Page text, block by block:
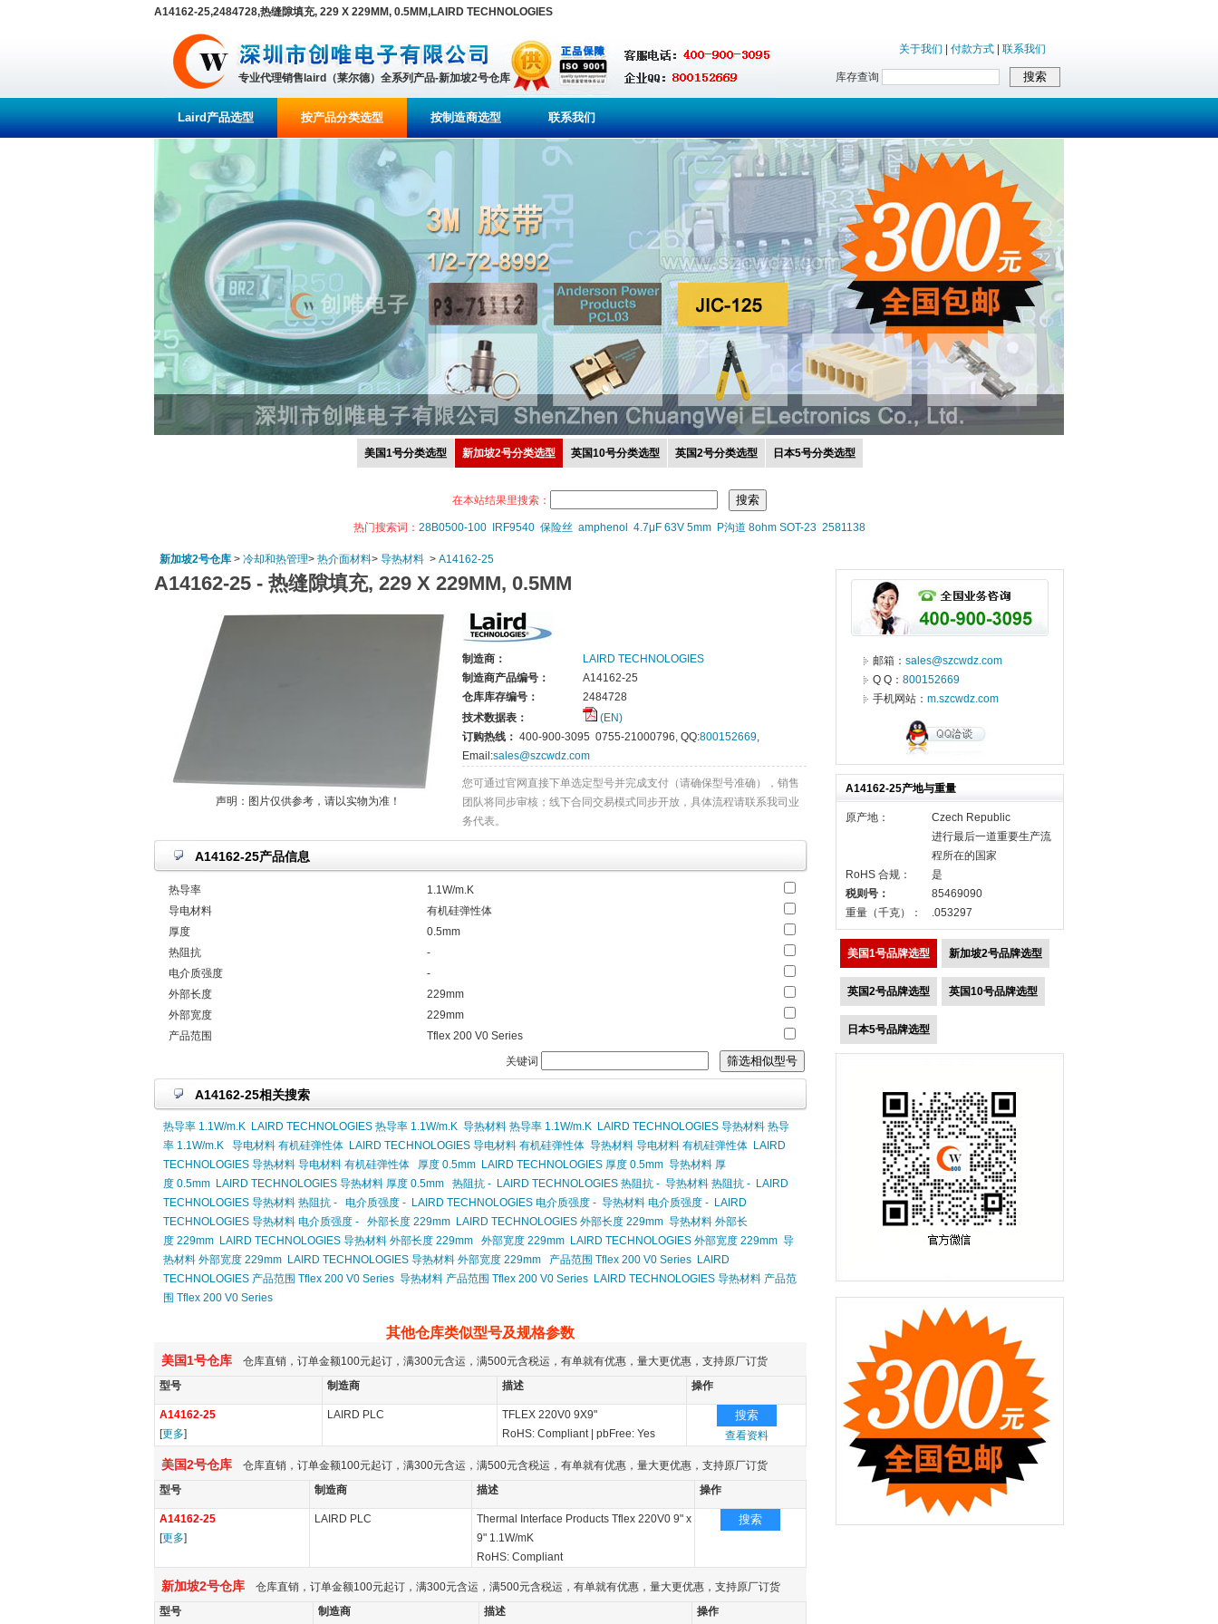
A14162-25,2484728,热缝隙填充, 229 X 229MM, 0.5MM,LAIRD TECHNOLOGIES
专业代理销售laird（莱尔德）全系列产品-新加坡2号仓库
关于我们 付款方式 联系我们
库存查询
Laird产品选型 按产品分类选型 按制造商选型 联系我们
美国1号分类选型 新加坡2号分类选型 英国10号分类选型 英国2号分类选型 日本5号分类选型
在本站结果里搜索：
热门搜索词： 28B0500-100 IRF9540 保险丝 amphenol 4.7μF 63V 5mm P沟道 8ohm SOT-23 2581138
新加坡2号仓库 > 冷却和热管理> 热介面材料> 导热材料 > A14162-25
A14162-25 - 热缝隙填充, 229 X 229MM, 0.5MM
声明：图片仅供参考，请以实物为准！
制造商：
LAIRD TECHNOLOGIES
制造商产品编号：
A14162-25
仓库库存编号：
2484728
技术数据表：
(EN)
订购热线： 400-900-3095 0755-21000796, QQ:800152669,
Email:sales@szcwdz.com
您可通过官网直接下单选定型号并完成支付（请确保型号准确），销售
团队将同步审核；线下合同交易模式同步开放，具体流程请联系我司业
务代表。
A14162-25产品信息
热导率
1.1W/m.K
导电材料
有机硅弹性体
厚度
0.5mm
热阻抗
-
电介质强度
-
外部长度
229mm
外部宽度
229mm
产品范围
Tflex 200 V0 Series
关键词
A14162-25相关搜索
热导率 1.1W/m.K LAIRD TECHNOLOGIES 热导率 1.1W/m.K 导热材料 热导率 1.1W/m.K LAIRD TECHNOLOGIES 导热材料 热导
率 1.1W/m.K
导电材料 有机硅弹性体 LAIRD TECHNOLOGIES 导电材料 有机硅弹性体 导热材料 导电材料 有机硅弹性体 LAIRD
TECHNOLOGIES 导热材料 导电材料 有机硅弹性体
厚度 0.5mm LAIRD TECHNOLOGIES 厚度 0.5mm 导热材料 厚
度 0.5mm LAIRD TECHNOLOGIES 导热材料 厚度 0.5mm 热阻抗 - LAIRD TECHNOLOGIES 热阻抗 - 导热材料 热阻抗 - LAIRD
TECHNOLOGIES 导热材料 热阻抗 -
电介质强度 - LAIRD TECHNOLOGIES 电介质强度 - 导热材料 电介质强度 - LAIRD
TECHNOLOGIES 导热材料 电介质强度 -
外部长度 229mm LAIRD TECHNOLOGIES 外部长度 229mm 导热材料 外部长
度 229mm LAIRD TECHNOLOGIES 导热材料 外部长度 229mm 外部宽度 229mm LAIRD TECHNOLOGIES 外部宽度 229mm 导
热材料 外部宽度 229mm LAIRD TECHNOLOGIES 导热材料 外部宽度 229mm 产品范围 Tflex 200 V0 Series LAIRD
TECHNOLOGIES 产品范围 Tflex 200 V0 Series 导热材料 产品范围 Tflex 200 V0 Series LAIRD TECHNOLOGIES 导热材料 产品范
围 Tflex 200 V0 Series
其他仓库类似型号及规格参数
美国1号仓库 仓库直销，订单金额100元起订，满300元含运，满500元含税运，有单就有优惠，量大更优惠，支持原厂订货
型号
制造商 描述 操作
A14162-25
[更多]
LAIRD PLC
TFLEX 220V0 9X9"
RoHS: Compliant pbFree: Yes
搜索
查看资料
美国2号仓库 仓库直销，订单金额100元起订，满300元含运，满500元含税运，有单就有优惠，量大更优惠，支持原厂订货
型号
制造商 描述 操作
A14162-25
[更多]
LAIRD PLC
Thermal Interface Products Tflex 220V0 9" x
9" 1.1W/mK
RoHS: Compliant
搜索
新加坡2号仓库 仓库直销，订单金额100元起订，满300元含运，满500元含税运，有单就有优惠，量大更优惠，支持原厂订货
型号
制造商 描述 操作
邮箱： sales@szcwdz.com
Q Q： 800152669
手机网站： m.szcwdz.com
A14162-25产地与重量
原产地：
Czech Republic
进行最后一道重要生产流
程所在的国家
RoHS 合规：
是
税则号：
85469090
重量（千克）：
.053297
美国1号品牌选型 新加坡2号品牌选型
英国2号品牌选型 英国10号品牌选型
日本5号品牌选型